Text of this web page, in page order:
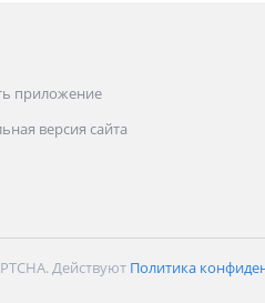
приложение
версия сайта
Действуют Политика